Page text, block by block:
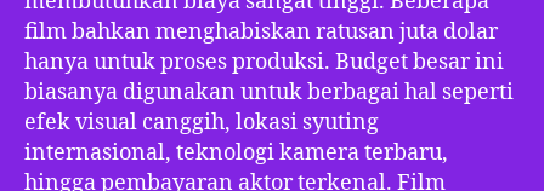
film bahkan menghabiskan ratusan juta dolar
hanya untuk proses produksi. Budget besar ini
biasanya digunakan untuk berbagai hal seperti
efek visual canggih, lokasi syuting
internasional, teknologi kamera terbaru,
hingga pembayaran aktor terkenal. Film